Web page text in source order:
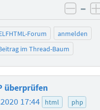
–
Forum
anmelden
im Thread-Baum
überprüfen
17:44 html php